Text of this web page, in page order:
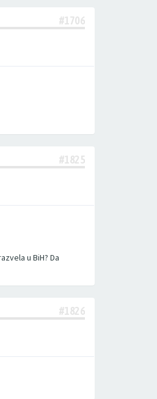
#1706
#1825
u BiH? Da
#1826